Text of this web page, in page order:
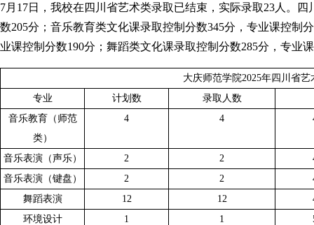
7月17日，我校在四川省艺术类录取已结束，实际录取23人。
数205分；音乐教育类文化课录取控制分数345分，专业课控制
业课控制分数190分；舞蹈类文化课录取控制分数285分，专业
大庆师范学院2025年四川省
专业
计划数 录取人数
音乐教育（师范
类）
4 4
音乐表演（声乐） 2 2
音乐表演（键盘）
2 2
舞蹈表演
12 12
环境设计
1 1